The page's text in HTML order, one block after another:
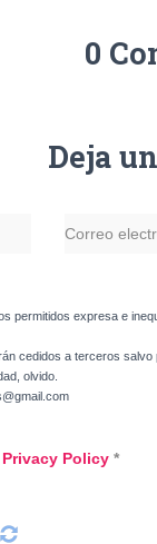
0
Deja
Correo
permitidos expresa e
cedidos a terceros salvo
olvido.
Privacy Policy *